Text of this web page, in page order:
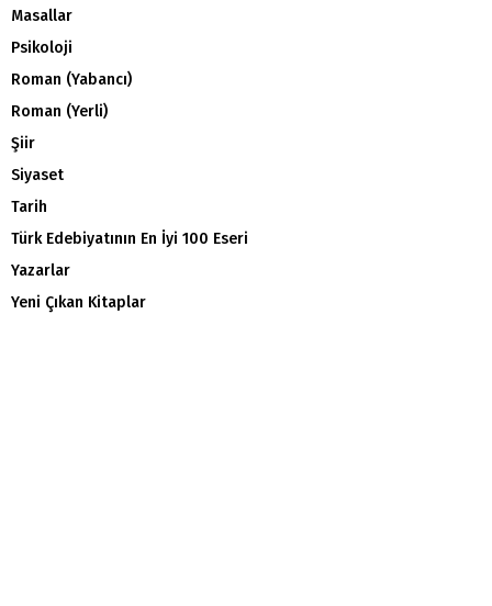
Masallar
Psikoloji
Roman (Yabancı)
Roman (Yerli)
Şiir
Siyaset
Tarih
Türk Edebiyatının En İyi 100 Eseri
Yazarlar
Yeni Çıkan Kitaplar